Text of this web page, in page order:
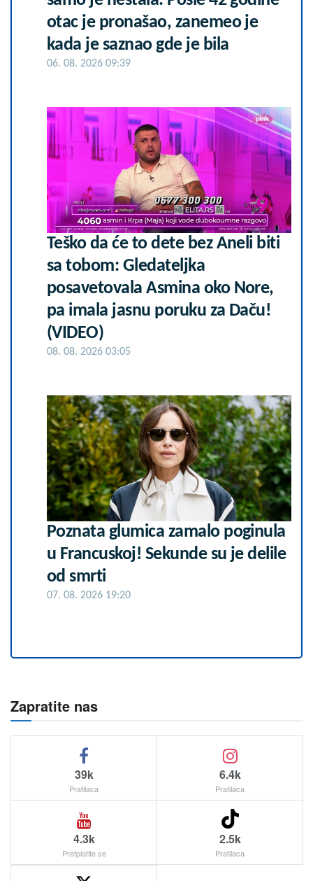
otac je pronašao, zanemeo je
kada je saznao gde je bila
06. 08. 2026 09:39
Teško da će to dete bez Aneli biti
sa tobom: Gledateljka
posavetovala Asmina oko Nore,
pa imala jasnu poruku za Daču!
(VIDEO)
08. 08. 2026 03:05
Poznata glumica zamalo poginula
u Francuskoj! Sekunde su je delile
od smrti
07. 08. 2026 19:20
Zapratite nas
39k
Pratilaca
6.4k
Pratilaca
4.3k
Pretplatite se
2.5k
Pratilaca